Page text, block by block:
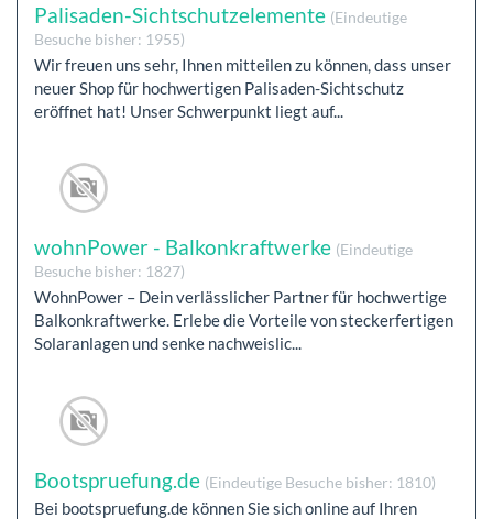
Palisaden-Sichtschutzelemente (Eindeutige
Besuche bisher: 1955)
Wir freuen uns sehr, Ihnen mitteilen zu können, dass unser
neuer Shop für hochwertigen Palisaden-Sichtschutz
eröffnet hat! Unser Schwerpunkt liegt auf...
wohnPower - Balkonkraftwerke (Eindeutige
Besuche bisher: 1827)
WohnPower – Dein verlässlicher Partner für hochwertige
Balkonkraftwerke. Erlebe die Vorteile von steckerfertigen
Solaranlagen und senke nachweislic...
Bootspruefung.de (Eindeutige Besuche bisher: 1810)
Bei bootspruefung.de können Sie sich online auf Ihren